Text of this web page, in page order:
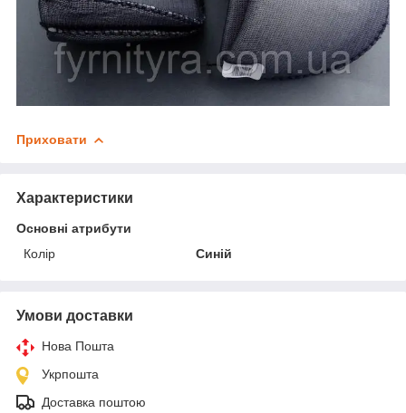
Приховати
Характеристики
Основні атрибути
Колір
Синій
Умови доставки
Нова Пошта
Укрпошта
Доставка поштою